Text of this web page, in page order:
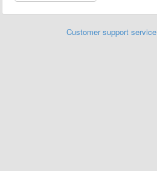
Customer support service